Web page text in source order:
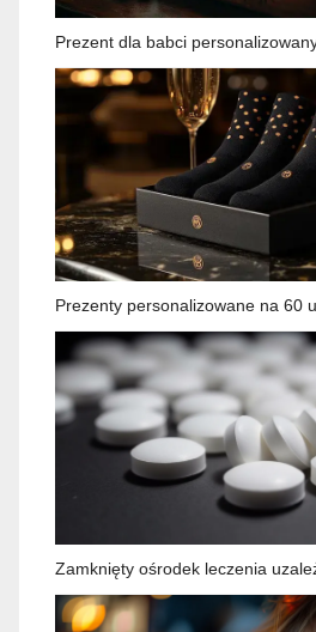
Prezent dla babci
Prezenty personalizowane na 60
Zamknięty ośrodek leczenia